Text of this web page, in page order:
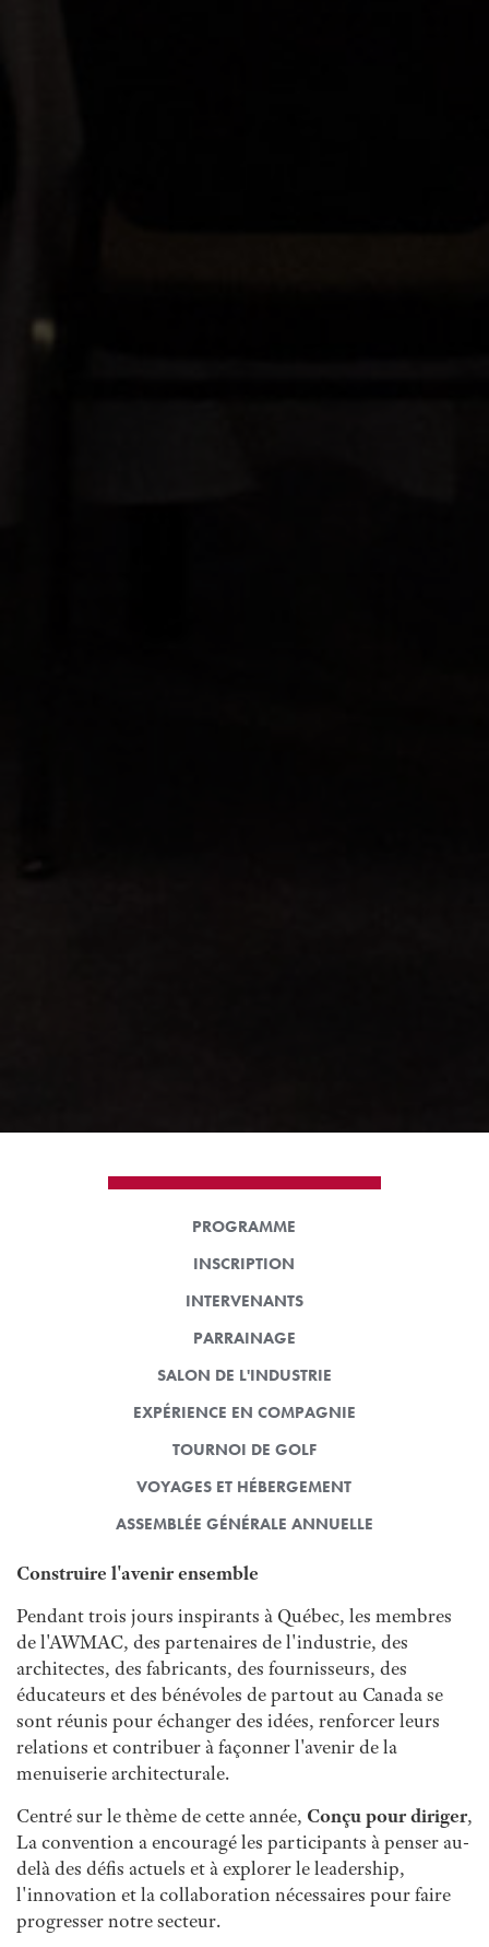
PROGRAMME
INSCRIPTION
INTERVENANTS
PARRAINAGE
SALON DE L'INDUSTRIE
EXPÉRIENCE EN COMPAGNIE
TOURNOI DE GOLF
VOYAGES ET HÉBERGEMENT
ASSEMBLÉE GÉNÉRALE ANNUELLE
Construire l'avenir ensemble
Pendant trois jours inspirants à Québec, les membres
de l'AWMAC, des partenaires de l'industrie, des
architectes, des fabricants, des fournisseurs, des
éducateurs et des bénévoles de partout au Canada se
sont réunis pour échanger des idées, renforcer leurs
relations et contribuer à façonner l'avenir de la
menuiserie architecturale.
Centré sur le thème de cette année, Conçu pour diriger,
La convention a encouragé les participants à penser au-
delà des défis actuels et à explorer le leadership,
l'innovation et la collaboration nécessaires pour faire
progresser notre secteur.